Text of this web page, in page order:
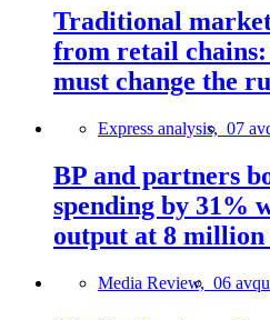
Traditional
from retail
must change the
Express analysis, 07
BP and partners
spending by 31%
output at 8 million
Media Review, 06